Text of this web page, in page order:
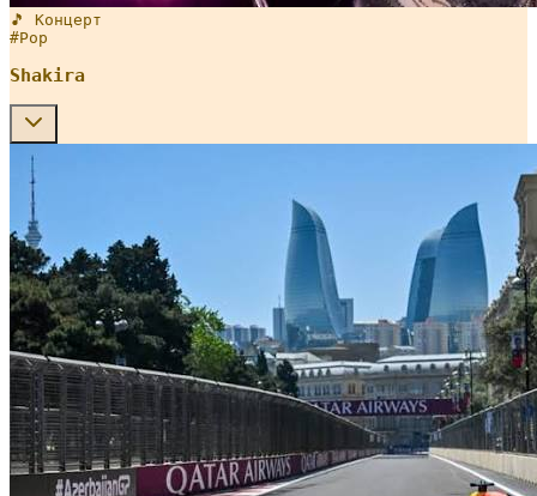
🎵 Концерт
#Pop
Shakira